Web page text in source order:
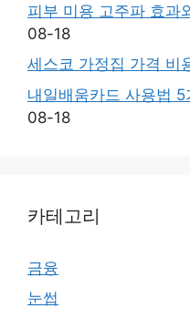
피부 미용 고주파 효과
08-18
세스코 가정집 가격 비
내일배움카드 사용법
08-18
카테고리
금융
눈썹